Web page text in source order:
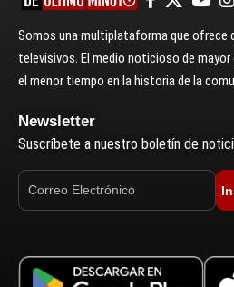
Somos una multiplataforma que
televisivos. El medio noticioso de
el menor tiempo en la historia de la
Newsletter
Suscríbete a nuestro boletín de